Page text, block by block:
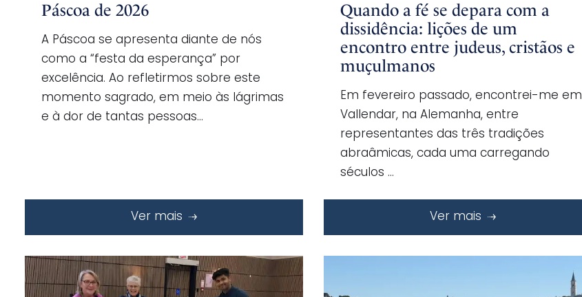
Páscoa de 2026
A Páscoa se apresenta diante de nós
como a “festa da esperança” por
excelência. Ao refletirmos sobre este
momento sagrado, em meio às lágrimas
e à dor de tantas pessoas…
Ver mais
Quando a fé se depara com a
dissidência: lições de um
encontro entre judeus, cristãos e
muçulmanos
Em fevereiro passado, encontrei-me em
Vallendar, na Alemanha, entre
representantes das três tradições
abraâmicas, cada uma carregando
séculos …
Ver mais